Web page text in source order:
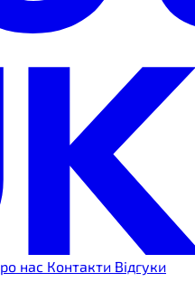
нас Контакти Відгуки